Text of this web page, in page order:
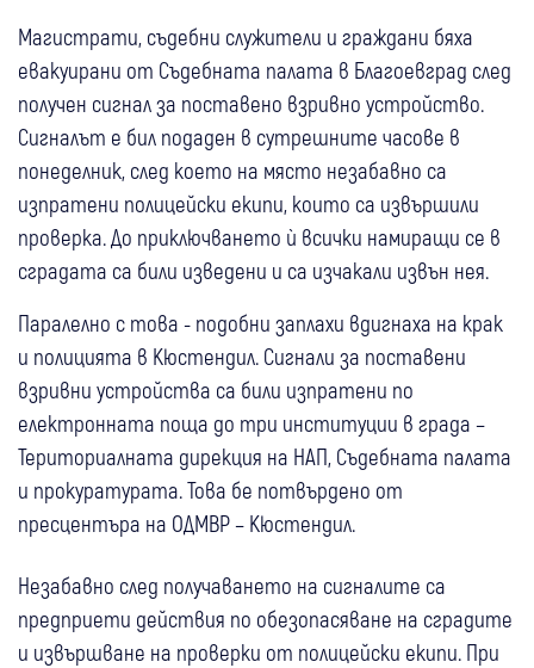
Магистрати, съдебни служители и граждани бяха
евакуирани от Съдебната палата в Благоевград след
получен сигнал за поставено взривно устройство.
Сигналът е бил подаден в сутрешните часове в
понеделник, след което на място незабавно са
изпратени полицейски екипи, които са извършили
проверка. До приключването ѝ всички намиращи се в
сградата са били изведени и са изчакали извън нея.
Паралелно с това - подобни заплахи вдигнаха на крак
и полицията в Кюстендил. Сигнали за поставени
взривни устройства са били изпратени по
електронната поща до три институции в града –
Териториалната дирекция на НАП, Съдебната палата
и прокуратурата. Това бе потвърдено от
пресцентъра на ОДМВР – Кюстендил.
Незабавно след получаването на сигналите са
предприети действия по обезопасяване на сградите
и извършване на проверки от полицейски екипи. При